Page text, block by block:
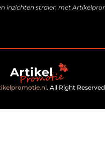
inzichten stralen met
. All Right